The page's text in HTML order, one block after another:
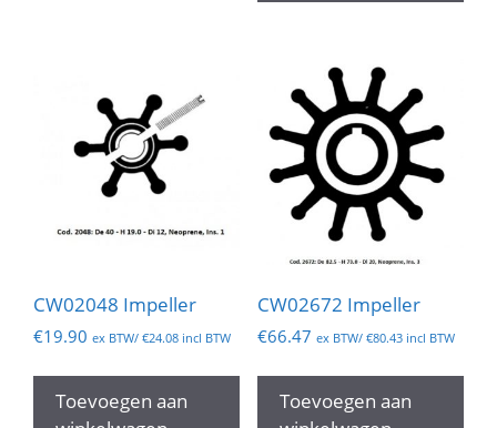
CW02048 Impeller
€19.90 ex BTW/ €24.08 incl BTW
Toevoegen aan
CW02672 Impeller
€66.47 ex BTW/ €80.43incl BTW
Toevoegen aan